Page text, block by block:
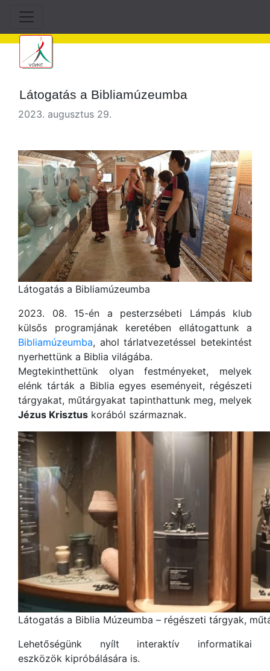
Látogatás a Bibliamúzeumba
2023. augusztus 29.
Látogatás a Bibliamúzeumba
2023. 08. 15-én a pesterzsébeti Lámpás klub
külsős programjának keretében ellátogattunk a
Bibliamúzeumba, ahol tárlatvezetéssel betekintést
nyerhettünk a Biblia világába.
Megtekinthettünk olyan festményeket, melyek
elénk tárták a Biblia egyes eseményeit, régészeti
tárgyakat, műtárgyakat tapinthattunk meg, melyek
Jézus Krisztus korából származnak.
Látogatás a Biblia Múzeumba – régészeti tárgyak,
Lehetőségünk nyílt interaktív informatikai
eszközök kipróbálására is.